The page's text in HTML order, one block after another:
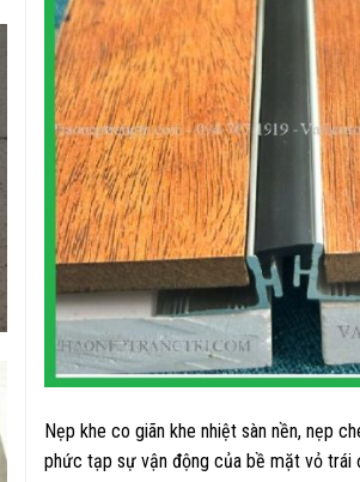
Nẹp khe co giãn khe nhiệt sàn nền, nẹp
phức tạp sự vận động của bề mặt vỏ trái